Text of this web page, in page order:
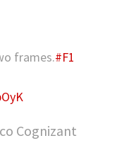
frames.#F1
Cognizant